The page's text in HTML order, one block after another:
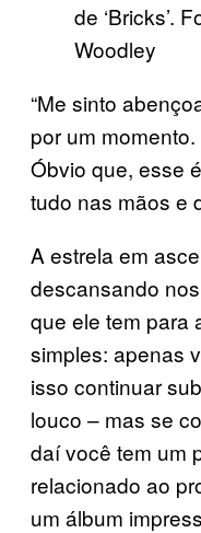
de ‘Bricks’.
Woodley
“Me sinto
por um
Óbvio que, esse
tudo nas mãos e
A estrela em
descansando
que ele tem para
simples: apenas
isso continuar
louco – mas se
daí você tem um
relacionado ao
um álbum